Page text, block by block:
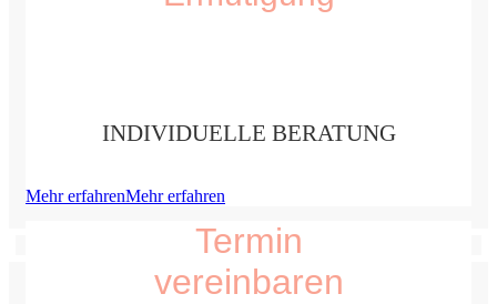
INDIVIDUELLE BERATUNG
Mehr erfahrenMehr erfahren
Termin
vereinbaren